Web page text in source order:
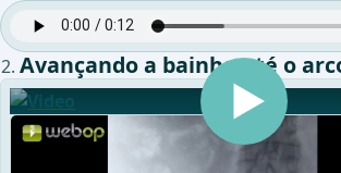
Avançando a bainha até o